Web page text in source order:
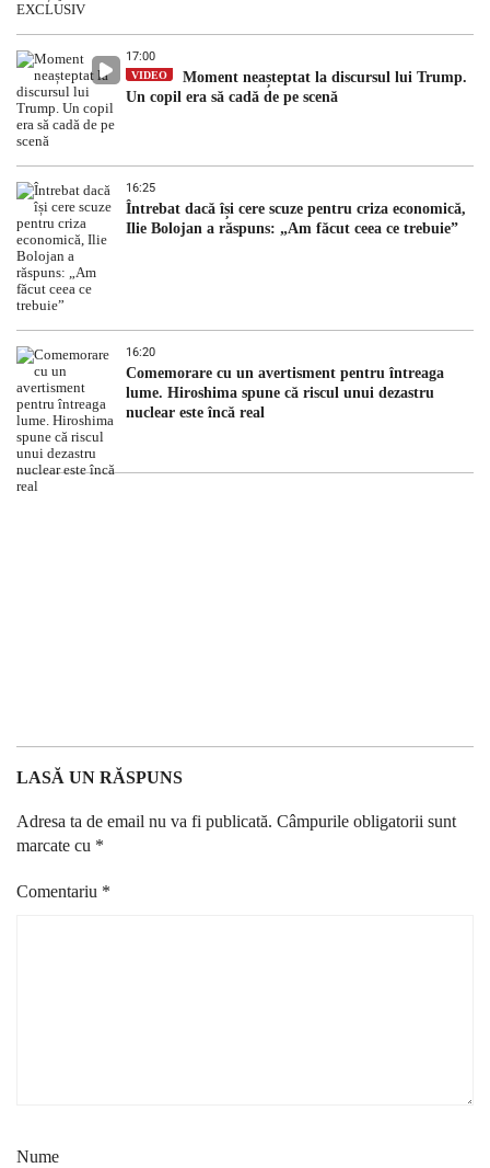
17:00
VIDEO
Moment neașteptat la discursul lui Trump.
Un copil era să cadă de pe scenă
16:25
Întrebat dacă își cere scuze pentru criza economică,
Ilie Bolojan a răspuns: „Am făcut ceea ce trebuie”
16:20
Comemorare cu un avertisment pentru întreaga
lume. Hiroshima spune că riscul unui dezastru
nuclear este încă real
LASĂ UN RĂSPUNS
Adresa ta de email nu va fi publicată. Câmpurile obligatorii sunt
marcate cu *
Comentariu *
Nume